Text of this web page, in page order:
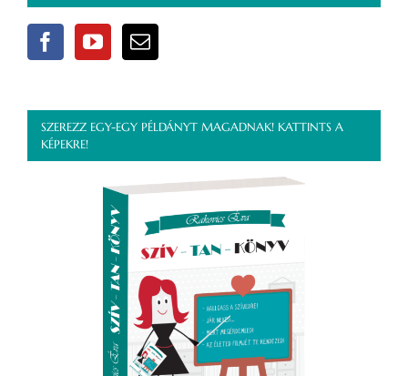
SZEREZZ EGY-EGY PÉLDÁNYT MAGADNAK! KATTINTS A
KÉPEKRE!